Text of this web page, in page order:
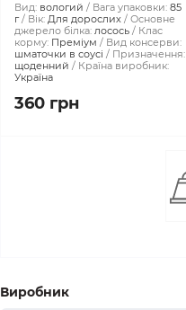
Вид: вологий Вага упаковки: 85
г
Вік: Для дорослих
Основне
джерело білка: лосось
Клас
корму: Преміум
Вид консерви:
шматочки в соусі
Призначення:
щоденний
Країна виробник:
Україна
360 грн
Виробник